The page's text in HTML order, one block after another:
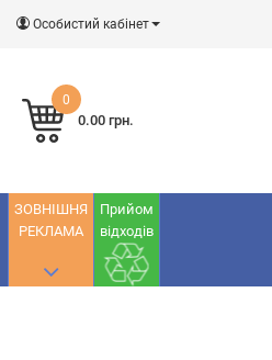
Особистий кабінет
0
0.00 грн.
ЗОВНІШНЯ
РЕКЛАМА
Прийом
відходів